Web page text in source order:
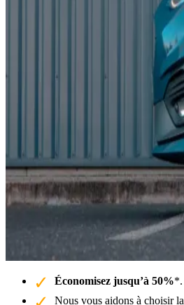
Économisez jusqu’à 50%*.
Nous vous aidons à choisir la